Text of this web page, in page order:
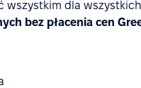
wszystkim dla
bez płacenia cen